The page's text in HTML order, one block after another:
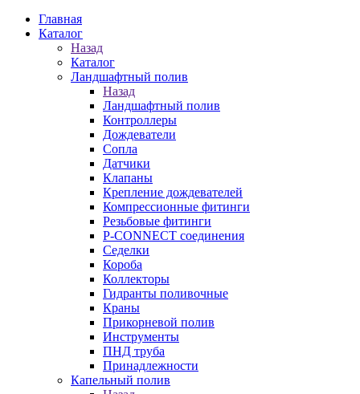
Главная
Каталог
Назад
Каталог
Ландшафтный полив
Назад
Ландшафтный полив
Контроллеры
Дождеватели
Сопла
Датчики
Клапаны
Крепление дождевателей
Компрессионные фитинги
Резьбовые фитинги
P-CONNECT соединения
Седелки
Короба
Коллекторы
Гидранты поливочные
Краны
Прикорневой полив
Инструменты
ПНД труба
Принадлежности
Капельный полив